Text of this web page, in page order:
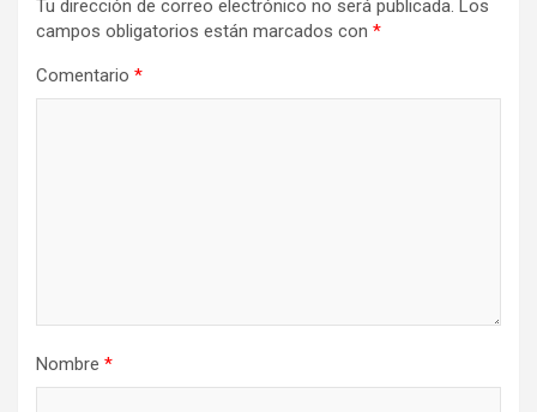
Tu dirección de correo electrónico no será publicada. Los
campos obligatorios están marcados con *
Comentario *
Nombre *